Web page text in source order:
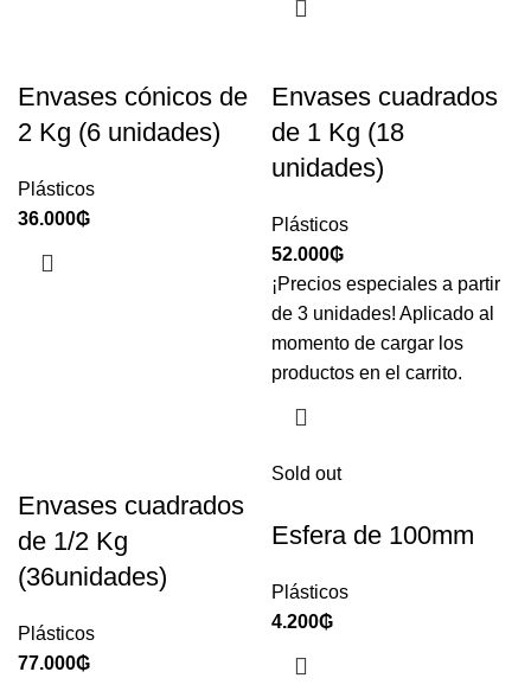
Envases cónicos de
2 Kg (6 unidades)
Plásticos
36.000₲
Envases cuadrados
de 1 Kg (18
unidades)
Plásticos
52.000₲
¡Precios especiales a partir
de 3 unidades! Aplicado al
momento de cargar los
productos en el carrito.
Envases cuadrados
de 1/2 Kg
(36unidades)
Plásticos
77.000₲
Sold out
Esfera de 100mm
Plásticos
4.200₲